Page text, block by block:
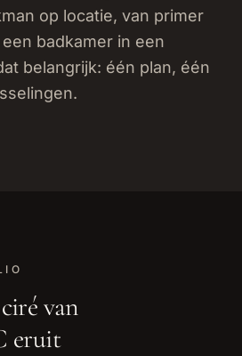
op locatie, van primer
badkamer in een
belangrijk: één plan, één
van
eruit